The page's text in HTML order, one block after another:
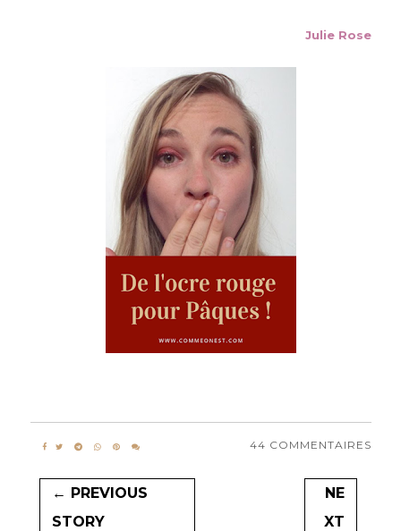
Julie Rose
44 COMMENTAIRES
← PREVIOUS
STORY
NE
XT